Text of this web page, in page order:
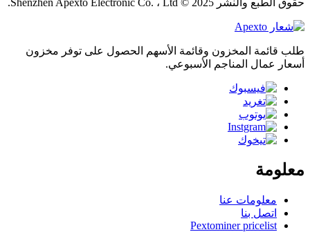
حقوق الطبع والنشر 2025 © Shenzhen Apexto Electronic Co. ، Ltd.
طلب قائمة المخزون وقائمة الأسهم الحصول على توفر مخزون
أسعار عمال المناجم الأسبوعي.
معلومة
معلومات عنا
اتصل بنا
Pextominer pricelist